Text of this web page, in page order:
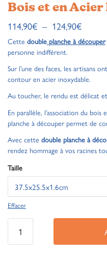
Bois et en
114,90€ – 124,90€
Cette double planche à découper
personne indifférent.
Sur l’une des faces, les artisans
contour en acier inoxydable.
Au toucher, le rendu est délicat
En parallèle, l’association du
planche à découper permet de
Avec cette double planche à
rendez hommage à vos racines
Taille
Effacer